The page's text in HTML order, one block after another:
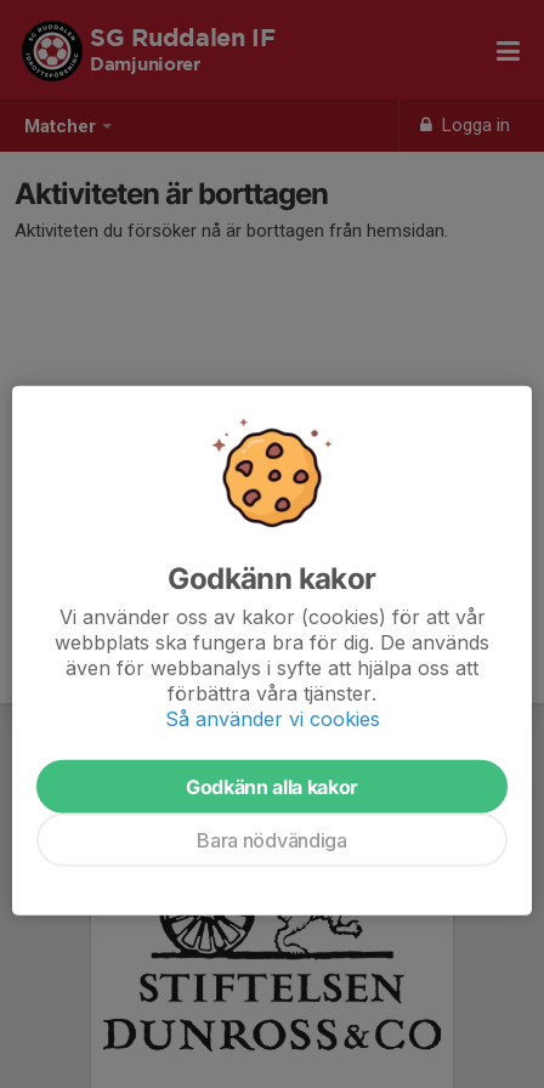
Matcher Logga in
SG Ruddalen IF
Damjuniorer
Aktiviteten är borttagen
Aktiviteten du försöker nå är borttagen från hemsidan.
Godkänn kakor
Vi använder oss av kakor (cookies) för att vår
webbplats ska fungera bra för dig. De används
även för webbanalys i syfte att hjälpa oss att
förbättra våra tjänster.
Så använder vi cookies
Godkänn alla kakor
Bara nödvändiga